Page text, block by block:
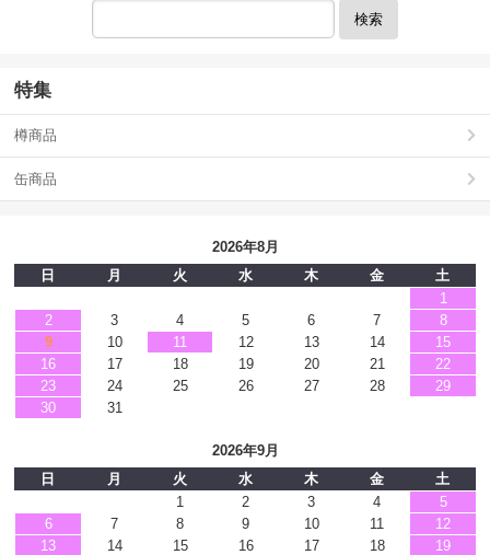
検索
特集
樽商品
缶商品
2026年8月
日
月 火 水 木 金
土
1
2
3 4 5 6 7
8
9
10 11 12 13 14
15
16
17 18 19 20 21
22
23
24 25 26 27 28
29
30
31
2026年9月
日
月 火 水 木 金
土
1
2 3 4
5
6
7 8 9 10 11
12
13
14 15 16 17 18 19